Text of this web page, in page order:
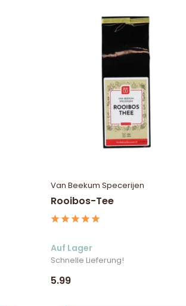
Van Beekum Specerijen
Rooibos-Tee
Auf Lager
Schnelle Lieferung!
5.99